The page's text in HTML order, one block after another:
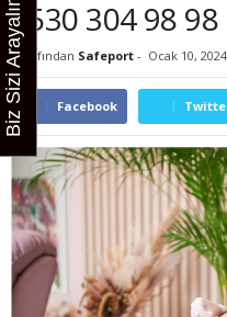
0530 304 98 98
Tarafından Safeport - Ocak 10, 2024
Facebook
Biz Sizi Arayalım